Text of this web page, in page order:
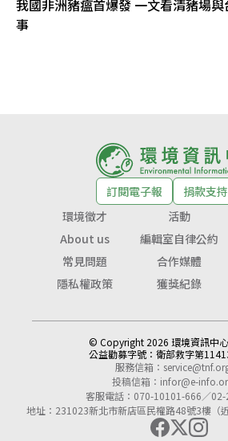
我國非洲豬瘟首爆發 一文看清豬場
事
訂閱電子報
捐款支持
環境徵才
活動
About us
編輯室自律公約
常見問題
合作媒體
隱私權政策
獲獎紀錄
© Copyright 2026 環境資訊中
公益勸募字號： 衛部救字第
服務信箱：
投稿信箱： infor@e-
客服電話：070-10101-666／
地址：231023新北市新店區民權路48號3樓（